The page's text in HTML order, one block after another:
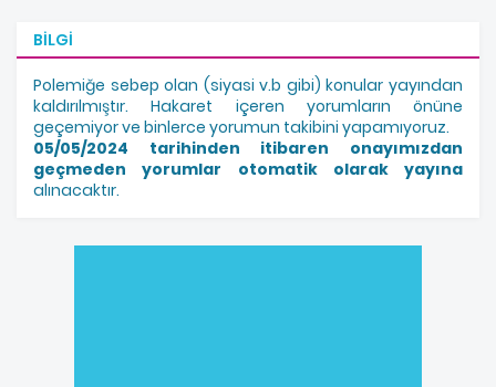
BILGI
Polemiğe sebep olan (siyasi v.b gibi) konular yayından
kaldırılmıştır. Hakaret içeren yorumların önüne
geçemiyor ve binlerce yorumun takibini yapamıyoruz.
05/05/2024 tarihinden itibaren onayımızdan
geçmeden yorumlar otomatik olarak yayına
alınacaktır.